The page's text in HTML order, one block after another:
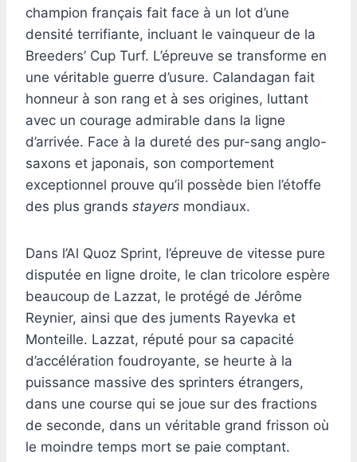
champion français fait face à un lot d’une
densité terrifiante, incluant le vainqueur de la
Breeders’ Cup Turf. L’épreuve se transforme en
une véritable guerre d’usure. Calandagan fait
honneur à son rang et à ses origines, luttant
avec un courage admirable dans la ligne
d’arrivée. Face à la dureté des pur-sang anglo-
saxons et japonais, son comportement
exceptionnel prouve qu’il possède bien l’étoffe
des plus grands stayers mondiaux.
Dans l’Al Quoz Sprint, l’épreuve de vitesse pure
disputée en ligne droite, le clan tricolore espère
beaucoup de Lazzat, le protégé de Jérôme
Reynier, ainsi que des juments Rayevka et
Monteille. Lazzat, réputé pour sa capacité
d’accélération foudroyante, se heurte à la
puissance massive des sprinters étrangers,
dans une course qui se joue sur des fractions
de seconde, dans un véritable grand frisson où
le moindre temps mort se paie comptant.